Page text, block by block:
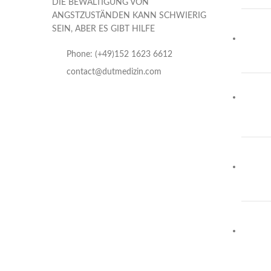
DIE BEWÄLTIGUNG VON
ANGSTZUSTÄNDEN KANN SCHWIERIG
SEIN, ABER ES GIBT HILFE
Phone: (+49)152 1623 6612
contact@dutmedizin.com